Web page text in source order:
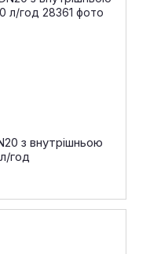
з внутрішньою
год